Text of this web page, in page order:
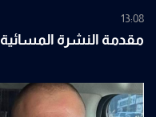
13:08
مقدمة النشرة المسائية 05-08-2026